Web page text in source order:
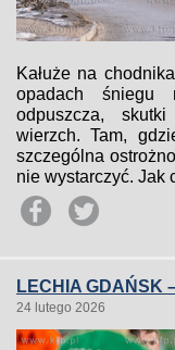
Kałuże na
opadach śniegu
odpuszcza,
wierzch. Tam,
szczególna
nie wystarczyć. Jak
LECHIA GDAŃSK
24 lutego 2026